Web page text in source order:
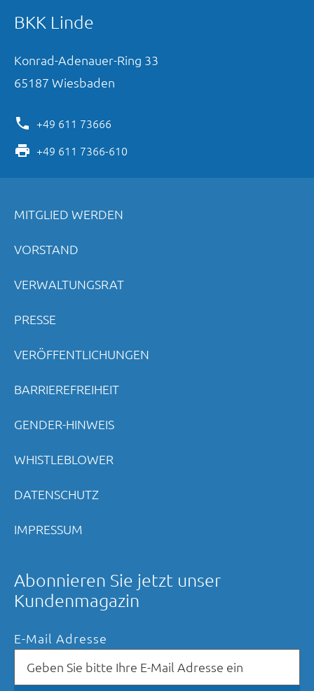
BKK Linde
Konrad-Adenauer-Ring 33
65187 Wiesbaden
+49 611 73666
+49 611 7366-610
MITGLIED WERDEN
VORSTAND
VERWALTUNGSRAT
PRESSE
VERÖFFENTLICHUNGEN
BARRIEREFREIHEIT
GENDER-HINWEIS
WHISTLEBLOWER
DATENSCHUTZ
IMPRESSUM
Abonnieren Sie jetzt unser
Kundenmagazin
E-Mail Adresse